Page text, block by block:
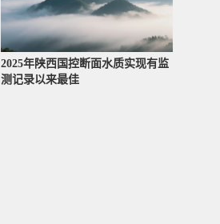
2025年陕西国控断面水质实现有监
测记录以来最佳